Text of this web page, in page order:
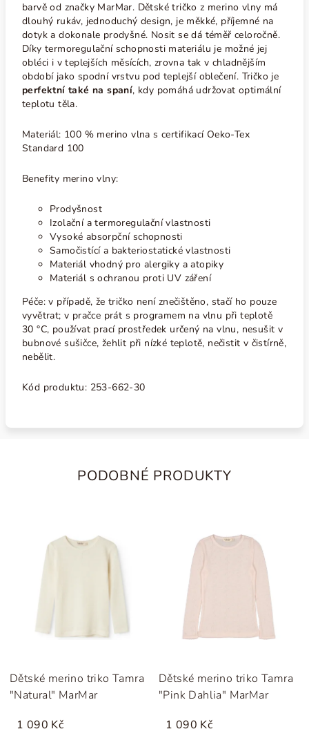
barvě od značky MarMar. Dětské tričko z merino vlny má
dlouhý rukáv, jednoduchý design, je měkké, příjemné na
dotyk a dokonale prodyšné. Nosit se dá téměř celoročně.
Díky termoregulační schopnosti materiálu je možné jej
obléci i v teplejších měsících, zrovna tak v chladnějším
období jako spodní vrstvu pod teplejší oblečení. Tričko je
perfektní také na spaní, kdy pomáhá udržovat optimální
teplotu těla.
Materiál: 100 % merino vlna s certifikací Oeko-Tex
Standard 100
Benefity merino vlny:
Prodyšnost
Izolační a termoregulační vlastnosti
Vysoké absorpční schopnosti
Samočistící a bakteriostatické vlastnosti
Materiál vhodný pro alergiky a atopiky
Materiál s ochranou proti UV záření
Péče: v případě, že tričko není znečištěno, stačí ho pouze
vyvětrat; v pračce prát s programem na vlnu při teplotě
30°C, používat prací prostředek určený na vlnu, nesušit v
bubnové sušičce, žehlit při nízké teplotě, nečistit v čistírně,
nebělit.
Kód produktu: 253-662-30
PODOBNÉ PRODUKTY
Dětské merino triko Tamra
"Natural" MarMar
1 090 Kč
Dětské merino triko Tamra
"Pink Dahlia" MarMar
1 090 Kč